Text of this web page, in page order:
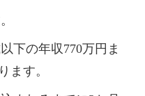
下の年収770万円ま
ます。